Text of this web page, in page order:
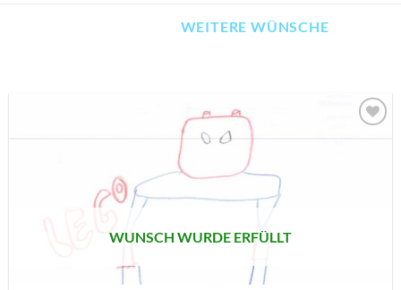
WEITERE WÜNSCHE
WUNSCH WURDE ERFÜLLT